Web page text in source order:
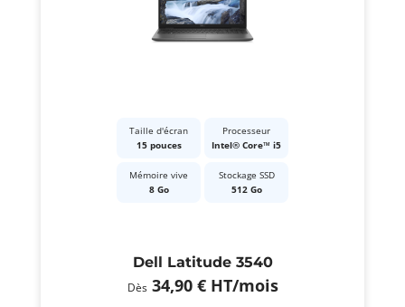
Taille d'écran
15 pouces
Processeur
Intel® Core™ i5
Mémoire vive
8 Go
Stockage SSD
512 Go
Dell Latitude 3540
Dès 34,90 € HT/mois